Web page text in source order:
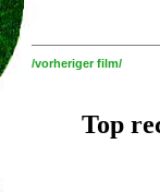
/vorheriger film/
Top